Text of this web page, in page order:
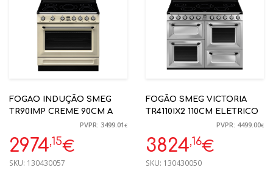
FOGAO INDUÇÃO SMEG
TR90IMP CREME 90CM A
PVPR: 3499.01€
2974,15€
SKU: 130430057
FOGÃO SMEG VICTORIA
TR4110IX2 110CM ELETRICO
PVPR: 4499.00€
3824,16€
SKU: 130430050